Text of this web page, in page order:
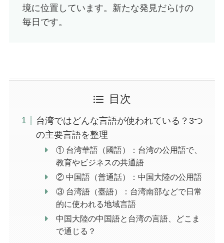
境に位置しています。新たな発見だらけの
毎日です。
目次
台湾ではどんな言語が使われている？3つ
の主要言語を整理
① 台湾華語（國語）：台湾の公用語で、
教育やビジネスの共通語
② 中国語（普通話）：中国大陸の公用語
③ 台湾語（臺語）：台湾南部などで日常
的に使われる地域言語
中国大陸の中国語と台湾の言語、どこま
で通じる？